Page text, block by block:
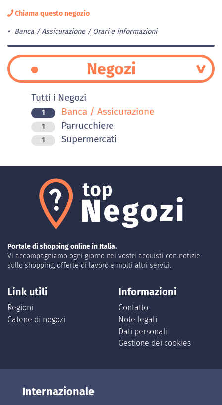
Chiama questo negozio
Banca / Assicurazione Orari e informazioni
Negozi
Tutti i Negozi
1 Banca / Assicurazione
1 Parrucchiere
1 Supermercati
Portale di shopping online in Italia.
Vi accompagniamo ogni giorno nei vostri acquisti con notizie
sullo shopping, offerte di lavoro e molti altri servizi.
Link utili
Regioni
Catene di negozi
Informazioni
Contatto
Note legali
Dati personali
Gestione dei cookies
Internazionale